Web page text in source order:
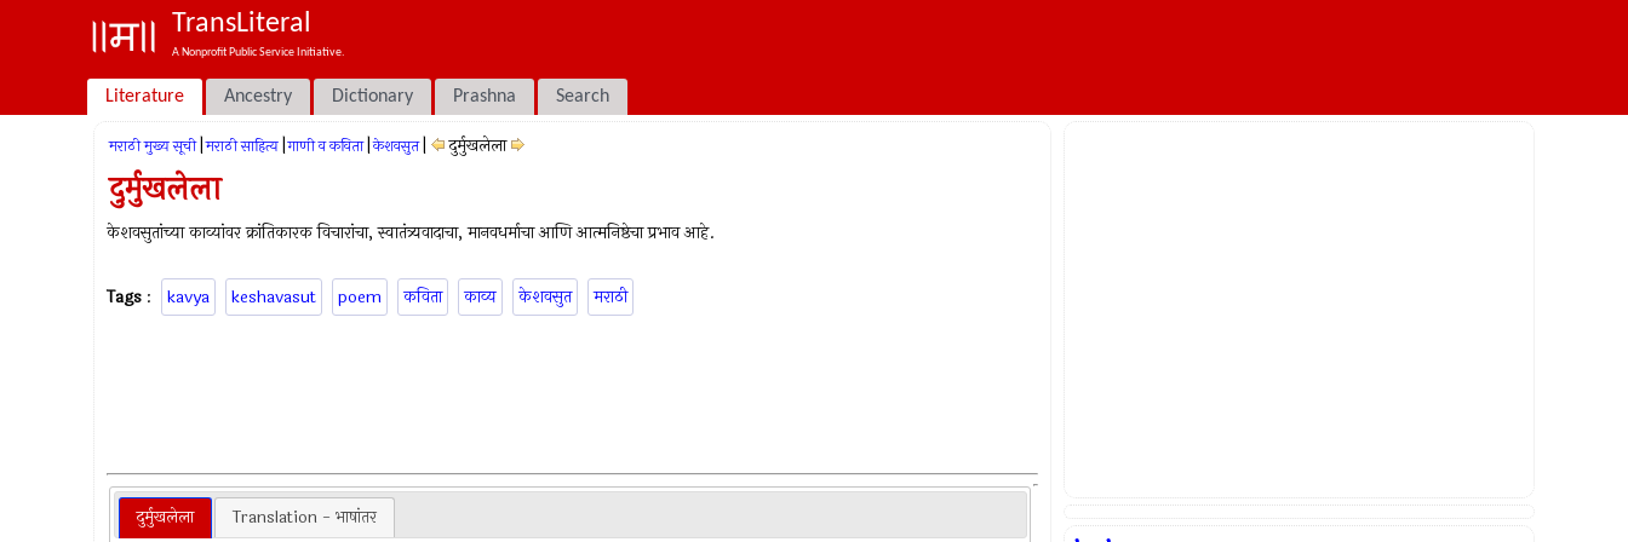
TransLiteral
A Nonprofit Public Service Initiative.
Literature Ancestry Dictionary Prashna Search
मराठी मुख्य सूची मराठी साहित्य गाणी व कविता केशवसुत दुर्मुखलेला
दुर्मुखलेला
केशवसुतांच्या काव्यांवर क्रांतिकारक विचारांचा, स्वातंत्र्यवादाचा, मानवधर्माचा आणि आत्मनिष्ठेचा प्रभाव आहे.
Tags : kavya keshavasut poem कविता काव्य केशवसुत मराठी
दुर्मुखलेला Translation - भाषांतर